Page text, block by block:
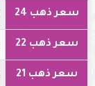
سعر ذهب 24
سعر ذهب 22
سعر ذهب 21